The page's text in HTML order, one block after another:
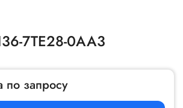
7TE28-0AA3
по запросу